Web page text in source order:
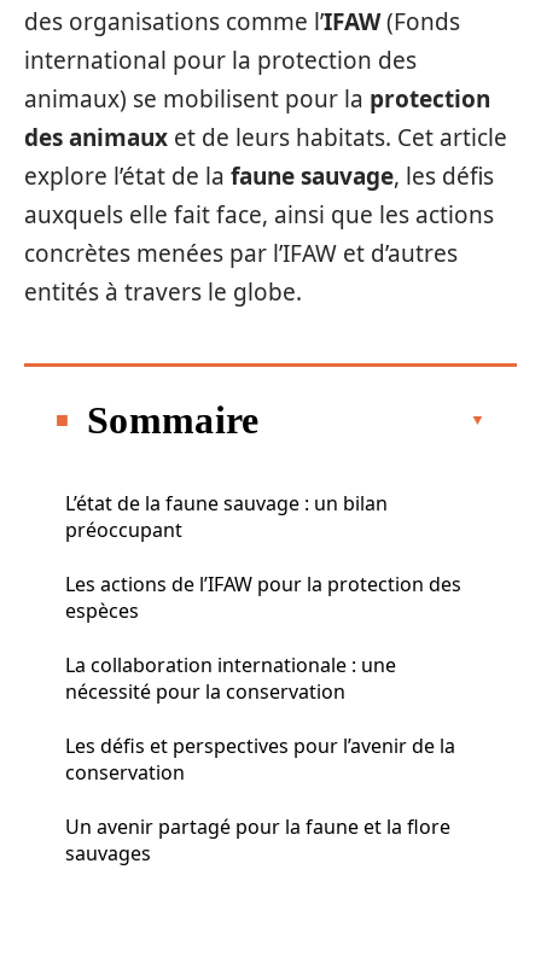
des organisations comme l’IFAW(Fonds
international pour la protection des
animaux) se mobilisent pour la protection
des animaux et de leurs habitats. Cet article
explore l’état de la faune sauvage, les défis
auxquels elle fait face, ainsi que les actions
concrètes menées par l’IFAW et d’autres
entités à travers le globe.
Sommaire
L’état de la faune sauvage : un bilan
préoccupant
Les actions de l’IFAW pour la protection des
espèces
La collaboration internationale : une
nécessité pour la conservation
Les défis et perspectives pour l’avenir de la
conservation
Un avenir partagé pour la faune et la flore
sauvages